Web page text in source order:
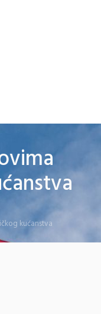
kućanstva